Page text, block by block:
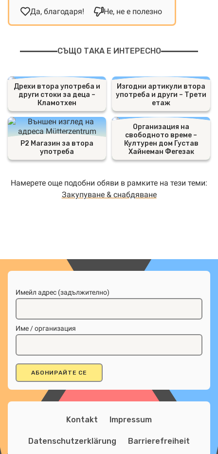
Да, благодаря!
Не, не е полезно
СЪЩО ТАКА Е ИНТЕРЕСНО
Дрехи втора употреба и
други стоки за деца –
Кламотхен
Изгодни артикули втора
употреба и други – Трети
етаж
P2 Магазин за втора
употреба
Организация на
свободното време –
Културен дом Густав
Хайнеман Фегезак
Намерете още подобни обяви в рамките на тези теми:
Закупуване & снабдяване
Имейл адрес (задължително)
Име / организация
Kontakt Impressum
Datenschutzerklärung Barrierefreiheit